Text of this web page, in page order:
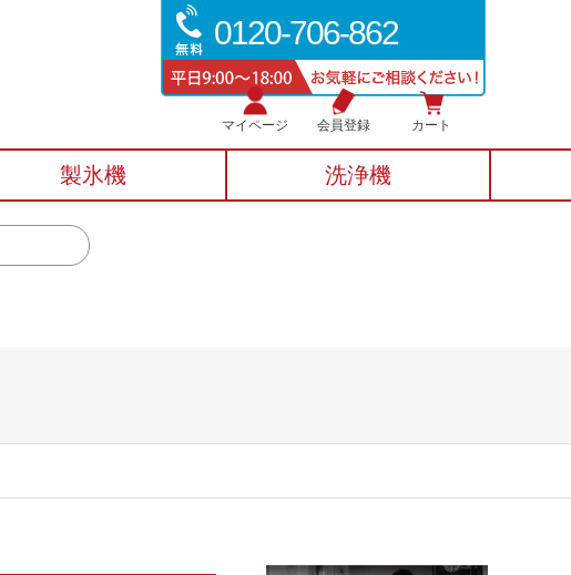
0120-706-862
マイページ 会員登録 カート
製氷機 洗浄機